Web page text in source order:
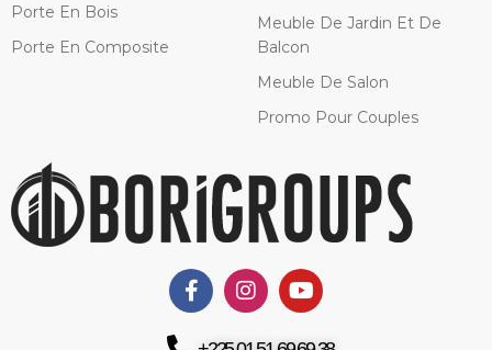
Porte En Bois
Porte En Composite
Meuble De Jardin Et De
Balcon
Meuble De Salon
Promo Pour Couples